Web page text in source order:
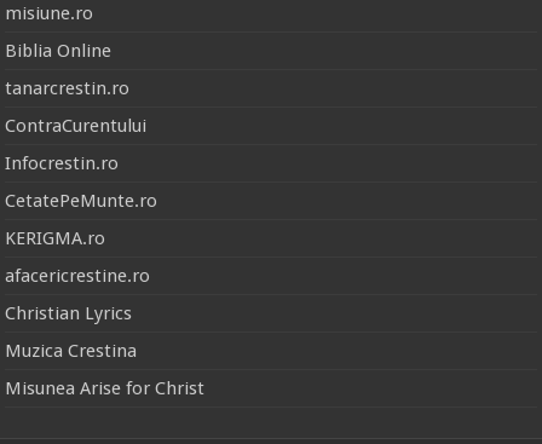
misiune.ro
Biblia Online
tanarcrestin.ro
ContraCurentului
Infocrestin.ro
CetatePeMunte.ro
KERIGMA.ro
afacericrestine.ro
Christian Lyrics
Muzica Crestina
Misunea Arise for Christ